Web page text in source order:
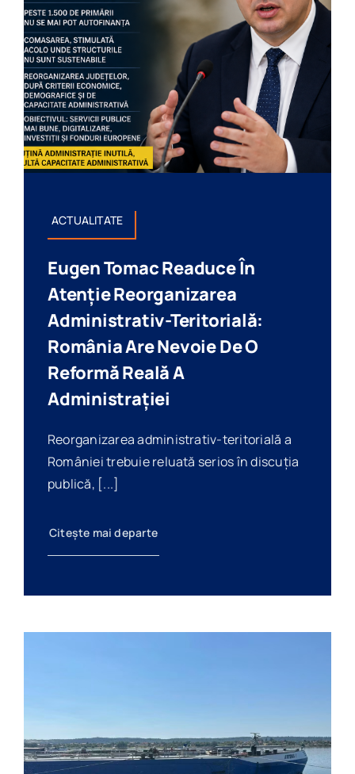
ACTUALITATE
Eugen Tomac Readuce În
Atenție Reorganizarea
Administrativ-Teritorială:
România Are Nevoie De O
Reformă Reală A
Administrației
Reorganizarea administrativ-teritorială a
României trebuie reluată serios în discuția
publică, [...]
Citește mai departe